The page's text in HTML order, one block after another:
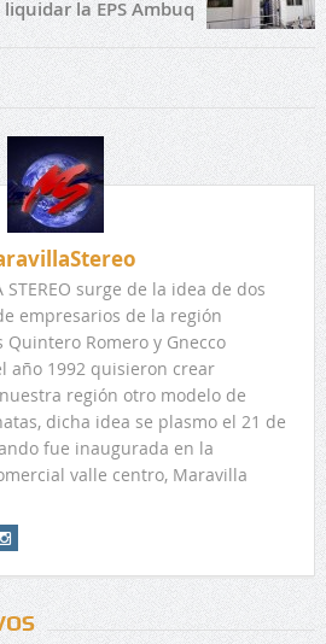
la EPS Ambuq
STEREO surge de la idea de dos
empresarios de la región
Romero y Gnecco
año 1992 quisieron crear
región otro modelo de
dicha idea se plasmo el 21 de
fue inaugurada en la
valle centro, Maravilla